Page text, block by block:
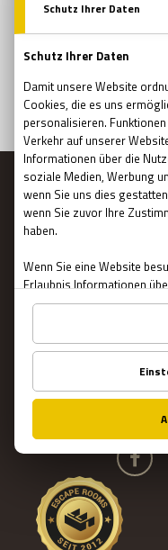
ESCAPE ROOMS
Schau die neuesten
in München!
MENÜ
Hauptseite
Buchung
WAS IST EIN
Escape Rooms
Teambuilding